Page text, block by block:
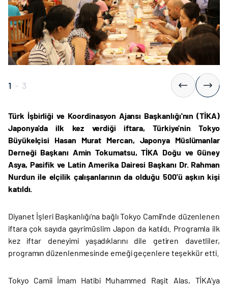
1 - 3
Türk İşbirliği ve Koordinasyon Ajansı Başkanlığı'nın (TİKA)
Japonya'da ilk kez verdiği iftara, Türkiye'nin Tokyo
Büyükelçisi Hasan Murat Mercan, Japonya Müslümanlar
Derneği Başkanı Amin Tokumatsu, TİKA Doğu ve Güney
Asya, Pasifik ve Latin Amerika Dairesi Başkanı Dr. Rahman
Nurdun ile elçilik çalışanlarının da olduğu 500'ü aşkın kişi
katıldı.
Diyanet İşleri Başkanlığı'na bağlı Tokyo Camii'nde düzenlenen
iftara çok sayıda gayrimüslim Japon da katıldı. Programla ilk
kez iftar deneyimi yaşadıklarını dile getiren davetliler,
programın düzenlenmesinde emeği geçenlere teşekkür etti.
Tokyo Camii İmam Hatibi Muhammed Raşit Alas, TİKA'ya